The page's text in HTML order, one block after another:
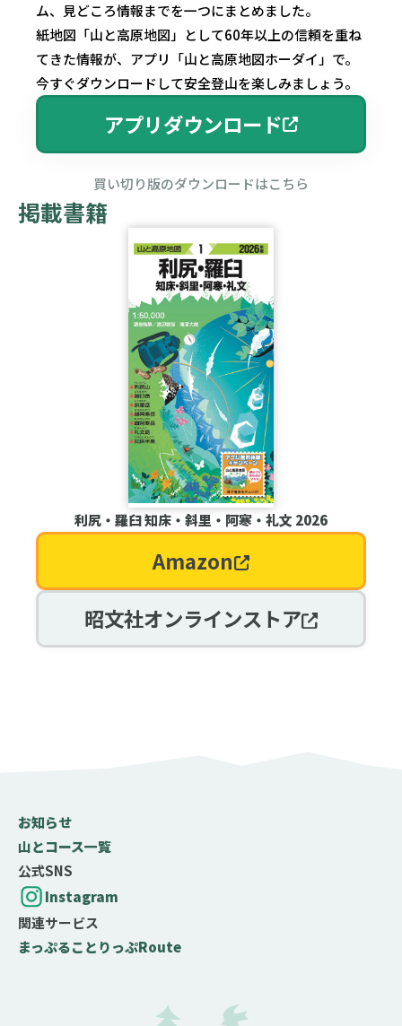
ム、見どころ情報までを一つにまとめました。
紙地図「山と高原地図」として60年以上の信頼を重ね
てきた情報が、アプリ「山と高原地図ホーダイ」で。
今すぐダウンロードして安全登山を楽しみましょう。
アプリダウンロード
買い切り版のダウンロードはこちら
掲載書籍
利尻・羅臼 知床・斜里・阿寒・礼文 2026
Amazon
昭文社オンラインストア
お知らせ
山とコース一覧
公式SNS
Instagram
関連サービス
まっぷることりっぷRoute